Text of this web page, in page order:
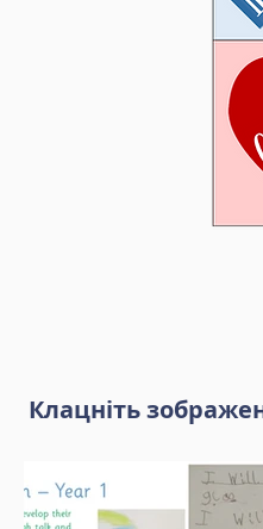
Клацніть